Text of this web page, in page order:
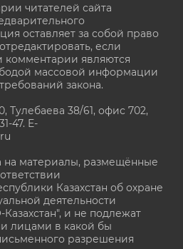
читателей сайта
оставляет за собой право
если
комментарии являются
массовой информации
закона.
Тулебаева 38/61, офис 702,
47. E-
на материалы, размещённые
Казахстан об охране
деятельности
и не подлежат
лицами в какой бы
разрешения